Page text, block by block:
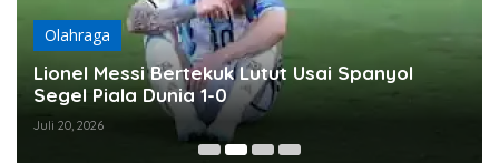
Olahraga
Lionel Messi Bertekuk Lutut Usai Spanyol
Segel Piala Dunia 1-0
Juli 20, 2026